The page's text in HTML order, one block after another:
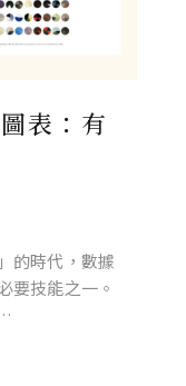
表：有
的時代，數據
要技能之一。